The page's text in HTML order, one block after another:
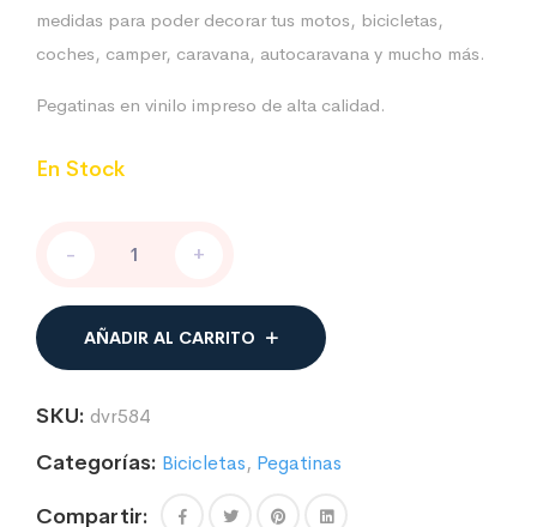
medidas para poder decorar tus motos, bicicletas,
coches, camper, caravana, autocaravana y mucho más.
Pegatinas en vinilo impreso de alta calidad.
En Stock
Red
Devil
cantidad
- +
AÑADIR AL CARRITO
SKU: dvr584
Categorías: Bicicletas, Pegatinas
Compartir: